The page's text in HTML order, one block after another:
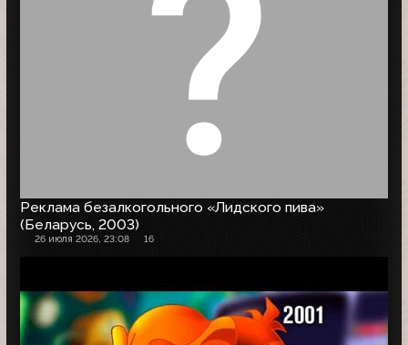
Реклама безалкогольного «Лидского пива»
(Беларусь, 2003)
26 июля 2026, 23:08 16